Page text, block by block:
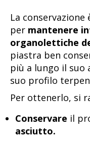
La
per mantenere
organolettiche
piastra ben
più a lungo il suo
suo profilo
Per ottenerlo, si
Conservare il
asciutto.